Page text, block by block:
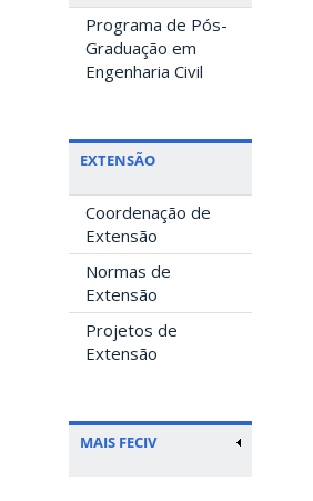
Programa de Pós-
Graduação em
Engenharia Civil
EXTENSÃO
Coordenação de
Extensão
Normas de
Extensão
Projetos de
Extensão
MAIS FECIV